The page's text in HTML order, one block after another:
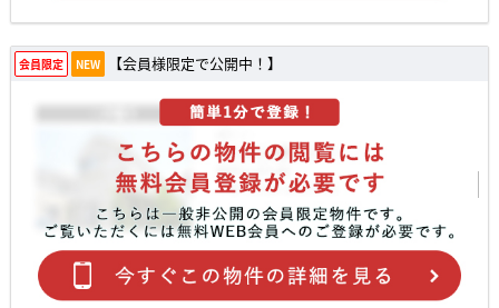
会員限定 NEW 【会員様限定で公開中！】